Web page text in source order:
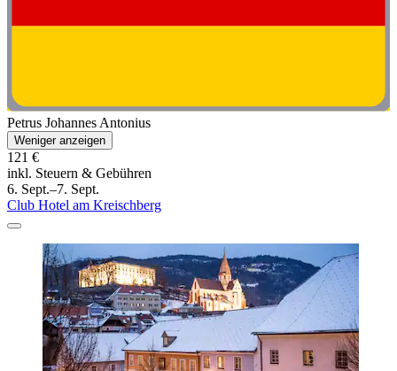
Petrus Johannes Antonius
Weniger anzeigen
121 €
inkl. Steuern & Gebühren
6. Sept.–7. Sept.
Club Hotel am Kreischberg